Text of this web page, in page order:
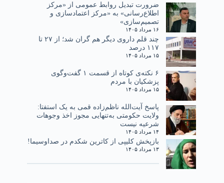
ضرورت تبدیل روابط عمومی از «مرکز
اطلاع‌رسانی» به «مرکز اعتمادسازی و
تصمیم‌سازی»
۱۶ مرداد ۱۴۰۵
چند قلم داروی دیگر هم گران شد؛ از ۲۷ تا
۱۱۷ درصد
۱۵ مرداد ۱۴۰۵
۶ نکته‌ی کوتاه از قسمت ۱ گفت‌وگوی
پزشکیان با مردم
۱۵ مرداد ۱۴۰۵
پاسخ آیت‌الله ناظم‌زاده قمی به یک استفتا:
ولایت حکومتی به‌تنهایی مجوز اخذ وجوهات
شرعیه نیست
۱۴ مرداد ۱۴۰۵
بازپخش کلیپی از کاترین شکدم در صداوسیما!
۱۳ مرداد ۱۴۰۵